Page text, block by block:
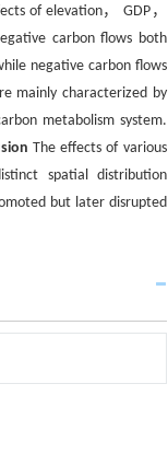
of elevation， GDP，
carbon flows both
negative carbon flows
mainly characterized by
metabolism system.
The effects of various
spatial distribution
but later disrupted